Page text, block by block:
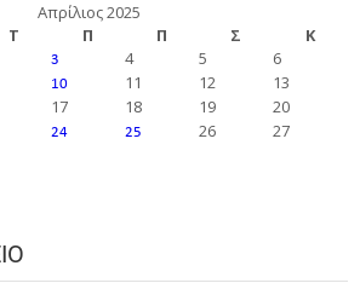
Απρίλιος 2025
Τ Π Π Σ
Κ
3 4 5
6
10 11 12 13
17 18 19
20
24 25 26 27